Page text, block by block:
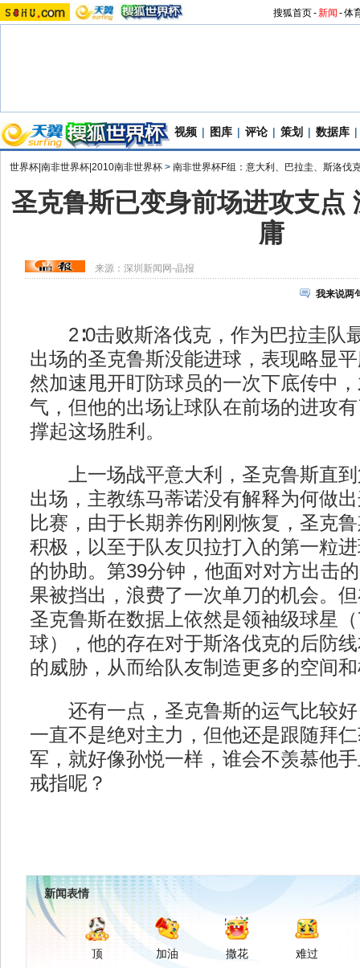
搜狐首页-新闻 -体
视频 | 图库 | 评论 | 策划 | 数据库 |
世界杯|南非世界杯|2010南非世界杯 > 南非世界杯F组：意大利、巴拉圭、斯洛伐
圣克鲁斯已变身前场进攻支点
庸
来源： 深圳新闻网-晶报
我来说两
2∶0击败斯洛伐克，作为巴拉圭队
出场的圣克鲁斯没能进球，表现略显
然加速甩开盯防球员的一次下底传中
气，但他的出场让球队在前场的进攻
撑起这场胜利。
上一场战平意大利，圣克鲁斯直到
出场，主教练马蒂诺没有解释为何做
比赛，由于长期养伤刚刚恢复，圣克
积极，以至于队友贝拉打入的第一粒
的协助。第39分钟，他面对对方出击
果被挡出，浪费了一次单刀的机会。
圣克鲁斯在数据上依然是领袖级球星
球），他的存在对于斯洛伐克的后防
的威胁，从而给队友制造更多的空间
还有一点，圣克鲁斯的运气比较好
一直不是绝对主力，但他还是跟随拜
军，就好像孙悦一样，谁会不羡慕他
戒指呢？
新闻表情
顶 加油 撒花 难过